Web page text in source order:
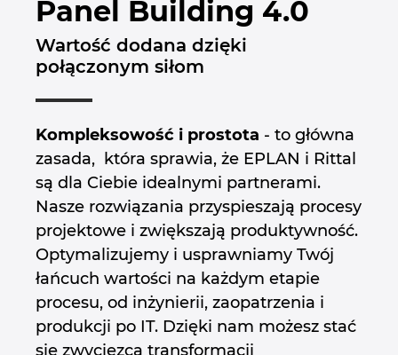
Panel Building 4.0
Wartość dodana dzięki
połączonym siłom
Kompleksowość i prostota - to główna
zasada, która sprawia, że EPLAN i Rittal
są dla Ciebie idealnymi partnerami.
Nasze rozwiązania przyspieszają procesy
projektowe i zwiększają produktywność.
Optymalizujemy i usprawniamy Twój
łańcuch wartości na każdym etapie
procesu, od inżynierii, zaopatrzenia i
produkcji po IT. Dzięki nam możesz stać
się zwycięzcą transformacji
Raporty użytkowników
Integracje EPLAN dla systemów ERP, PDM i PLM
EPLAN Data Portal
Wersja edukacyjna EPLAN dla studentów
EPLAN Collaboration Apps
Kontakt
Brunei
Bułgaria
Chile
Chiny
Chiny Tajwan
Chorwacja
Czechy
Dania